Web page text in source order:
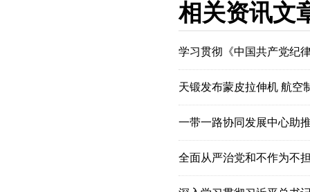
相关资讯文
学习贯彻《中国共产党纪
天锻发布蒙皮拉伸机 航空
一带一路协同发展中心助
全面从严治党和不作为不